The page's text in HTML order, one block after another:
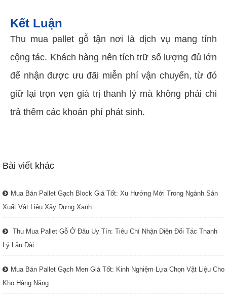
Kết Luận
Thu mua pallet gỗ tận nơi là dịch vụ mang tính
cộng tác. Khách hàng nên tích trữ số lượng đủ lớn
để nhận được ưu đãi miễn phí vận chuyển, từ đó
giữ lại trọn vẹn giá trị thanh lý mà không phải chi
trả thêm các khoản phí phát sinh.
Bài viết khác
Mua Bán Pallet Gạch Block Giá Tốt: Xu Hướng Mới Trong Ngành Sản
Xuất Vật Liệu Xây Dựng Xanh
Thu Mua Pallet Gỗ Ở Đâu Uy Tín: Tiêu Chí Nhận Diện Đối Tác Thanh
Lý Lâu Dài
Mua Bán Pallet Gạch Men Giá Tốt: Kinh Nghiệm Lựa Chọn Vật Liệu Cho
Kho Hàng Nặng